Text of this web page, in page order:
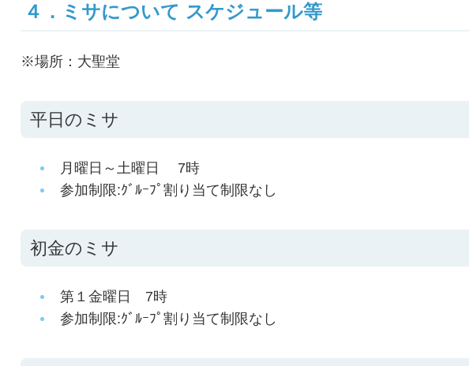
４．ミサについて スケジュール等
※場所：大聖堂
平日のミサ
月曜日～土曜日 7時
参加制限:ｸﾞﾙｰﾌﾟ割り当て制限なし
初金のミサ
第１金曜日 7時
参加制限:ｸﾞﾙｰﾌﾟ割り当て制限なし